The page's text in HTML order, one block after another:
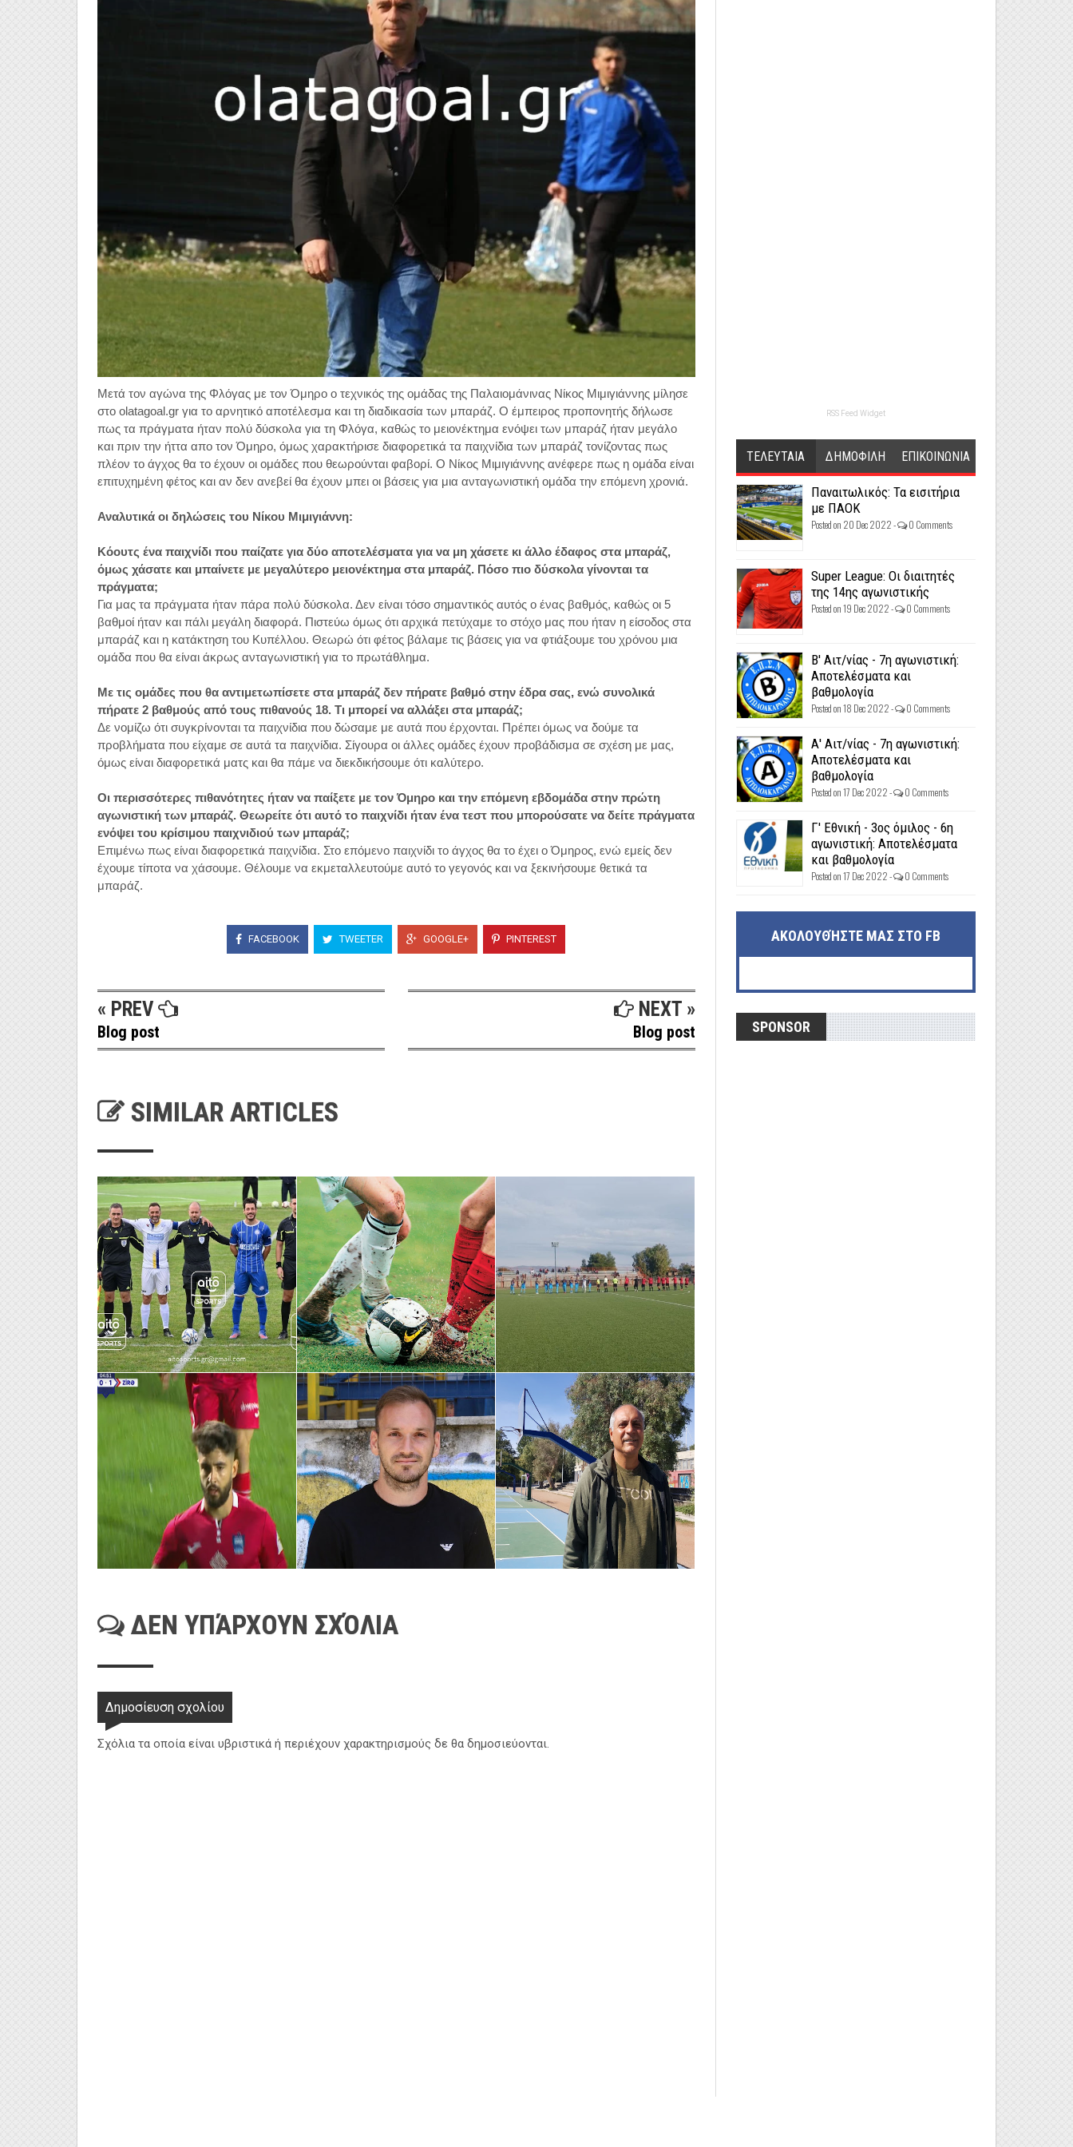
Μετά τον αγώνα της Φλόγας με τον Όμηρο ο τεχνικός της ομάδας της Παλαιομάνινας Νίκος Μιμιγιάννης μίλησε
στο olatagoal.gr για το αρνητικό αποτέλεσμα και τη διαδικασία των μπαράζ. Ο έμπειρος προπονητής δήλωσε
πως τα πράγματα ήταν πολύ δύσκολα για τη Φλόγα, καθώς το μειονέκτημα ενόψει των μπαράζ ήταν μεγάλο
και πριν την ήττα απο τον Όμηρο, όμως χαρακτήρισε διαφορετικά τα παιχνίδια των μπαράζ τονίζοντας πως
πλέον το άγχος θα το έχουν οι ομάδες που θεωρούνται φαβορί. Ο Νίκος Μιμιγιάννης ανέφερε πως η ομάδα είναι
επιτυχημένη φέτος και αν δεν ανεβεί θα έχουν μπει οι βάσεις για μια ανταγωνιστική ομάδα την επόμενη χρονιά.
Αναλυτικά οι δηλώσεις του Νίκου Μιμιγιάννη:
Κόουτς ένα παιχνίδι που παίζατε για δύο αποτελέσματα για να μη χάσετε κι άλλο έδαφος στα μπαράζ,
όμως χάσατε και μπαίνετε με μεγαλύτερο μειονέκτημα στα μπαράζ. Πόσο πιο δύσκολα γίνονται τα
πράγματα;
Για μας τα πράγματα ήταν πάρα πολύ δύσκολα. Δεν είναι τόσο σημαντικός αυτός ο ένας βαθμός, καθώς οι 5
βαθμοί ήταν και πάλι μεγάλη διαφορά. Πιστεύω όμως ότι αρχικά πετύχαμε το στόχο μας που ήταν η είσοδος στα
μπαράζ και η κατάκτηση του Κυπέλλου. Θεωρώ ότι φέτος βάλαμε τις βάσεις για να φτιάξουμε του χρόνου μια
ομάδα που θα είναι άκρως ανταγωνιστική για το πρωτάθλημα.
Με τις ομάδες που θα αντιμετωπίσετε στα μπαράζ δεν πήρατε βαθμό στην έδρα σας, ενώ συνολικά
πήρατε 2 βαθμούς από τους πιθανούς 18. Τι μπορεί να αλλάξει στα μπαράζ;
Δε νομίζω ότι συγκρίνονται τα παιχνίδια που δώσαμε με αυτά που έρχονται. Πρέπει όμως να δούμε τα
προβλήματα που είχαμε σε αυτά τα παιχνίδια. Σίγουρα οι άλλες ομάδες έχουν προβάδισμα σε σχέση με μας,
όμως είναι διαφορετικά ματς και θα πάμε να διεκδικήσουμε ότι καλύτερο.
Οι περισσότερες πιθανότητες ήταν να παίξετε με τον Όμηρο και την επόμενη εβδομάδα στην πρώτη
αγωνιστική των μπαράζ. Θεωρείτε ότι αυτό το παιχνίδι ήταν ένα τεστ που μπορούσατε να δείτε πράγματα
ενόψει του κρίσιμου παιχνιδιού των μπαράζ;
Επιμένω πως είναι διαφορετικά παιχνίδια. Στο επόμενο παιχνίδι το άγχος θα το έχει ο Όμηρος, ενώ εμείς δεν
έχουμε τίποτα να χάσουμε. Θέλουμε να εκμεταλλευτούμε αυτό το γεγονός και να ξεκινήσουμε θετικά τα
μπαράζ.
FACEBOOK TWEETER GOOGLE+ PINTEREST
« PREV
Blog post
NEXT »
Blog post
SIMILAR ARTICLES
ΔΕΝ ΥΠΆΡΧΟΥΝ ΣΧΌΛΙΑ
Δημοσίευση σχολίου
Σχόλια τα οποία είναι υβριστικά ή περιέχουν χαρακτηρισμούς δε θα δημοσιεύονται.
RSS Feed Widget
ΤΕΛΕΥΤΑΙΑ ΔΗΜΟΦΙΛΗ ΕΠΙΚΟΙΝΩΝΙΑ
Παναιτωλικός: Τα εισιτήρια
με ΠΑΟΚ
Posted on 20 Dec 2022 - 0 Comments
Super League: Οι διαιτητές
της 14ης αγωνιστικής
Posted on 19 Dec 2022 - 0 Comments
Β' Αιτ/νίας - 7η αγωνιστική:
Αποτελέσματα και
βαθμολογία
Posted on 18 Dec 2022 - 0 Comments
Α' Αιτ/νίας - 7η αγωνιστική:
Αποτελέσματα και
βαθμολογία
Posted on 17 Dec 2022 - 0 Comments
Γ' Εθνική - 3ος όμιλος - 6η
αγωνιστική: Αποτελέσματα
και βαθμολογία
Posted on 17 Dec 2022 - 0 Comments
ΑΚΟΛΟΥΘΉΣΤΕ ΜΑΣ ΣΤΟ FB
SPONSOR